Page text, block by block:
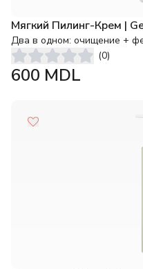
Мягкий Пилинг-Крем |
Два в одном: очищение +
(0)
600 MDL